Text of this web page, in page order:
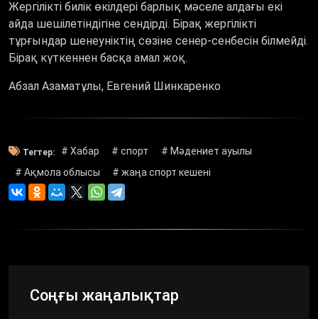
Жергілікті билік өкілдері барлық мәселе алдағы екі
айда шешілетіндігіне сендірді. Бірақ жергілікті
тұрғындар шенеуніктің сөзіне сенер-сенбесін білмейді.
Бірақ күткеннен басқа амал жоқ.
Абзал Азаматұлы, Евгений Шинкаренко
Тегтер: # Хабар # спорт
# Мәдениет ауылы
# Ақмола облысы
# жаңа спорт кешені
Соңғы жаңалықтар